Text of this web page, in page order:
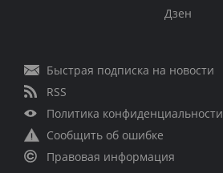
Дзен
Быстрая подписка на новости
RSS
Политика конфиденциальности
Сообщить об ошибке
Правовая информация